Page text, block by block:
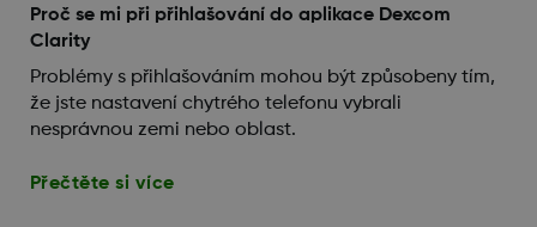
Proč se mi při přihlašování do aplikace Dexcom
Clarity
Problémy s přihlašováním mohou být způsobeny tím,
že jste nastavení chytrého telefonu vybrali
nesprávnou zemi nebo oblast.
Přečtěte si více